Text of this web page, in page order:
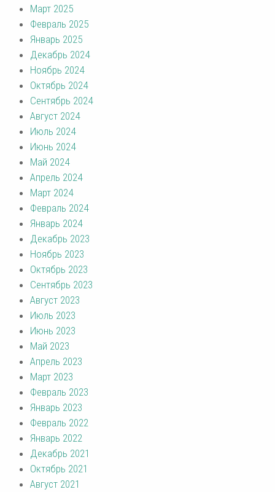
Март 2025
Февраль 2025
Январь 2025
Декабрь 2024
Ноябрь 2024
Октябрь 2024
Сентябрь 2024
Август 2024
Июль 2024
Июнь 2024
Май 2024
Апрель 2024
Март 2024
Февраль 2024
Январь 2024
Декабрь 2023
Ноябрь 2023
Октябрь 2023
Сентябрь 2023
Август 2023
Июль 2023
Июнь 2023
Май 2023
Апрель 2023
Март 2023
Февраль 2023
Январь 2023
Февраль 2022
Январь 2022
Декабрь 2021
Октябрь 2021
Август 2021